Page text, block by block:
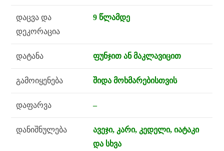
დაცვა და
დეკორაცია
9 წლამდე
დატანა ფუნჯით ან მაკლავიცით
გამოიყენება შიდა მოხმარებისთვის
დაფარვა –
დანიშნულება
ავეჯი, კარი, კედელი, იატაკი
და სხვა